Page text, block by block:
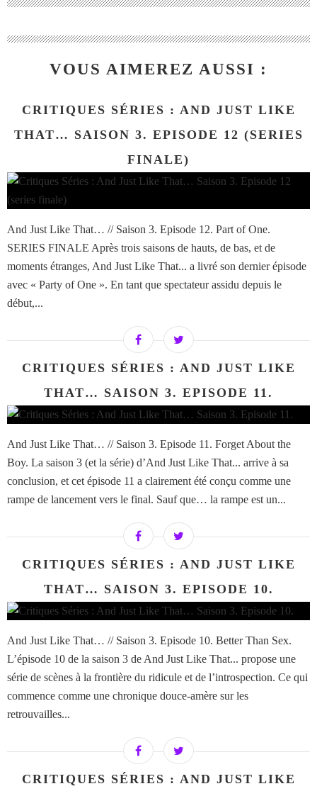
VOUS AIMEREZ AUSSI :
CRITIQUES SÉRIES : AND JUST LIKE
THAT… SAISON 3. EPISODE 12 (SERIES
FINALE)
And Just Like That… // Saison 3. Episode 12. Part of One.
SERIES FINALE Après trois saisons de hauts, de bas, et de
moments étranges, And Just Like That... a livré son dernier épisode
avec « Party of One ». En tant que spectateur assidu depuis le
début,...
CRITIQUES SÉRIES : AND JUST LIKE
THAT… SAISON 3. EPISODE 11.
And Just Like That… // Saison 3. Episode 11. Forget About the
Boy. La saison 3 (et la série) d’And Just Like That... arrive à sa
conclusion, et cet épisode 11 a clairement été conçu comme une
rampe de lancement vers le final. Sauf que… la rampe est un...
CRITIQUES SÉRIES : AND JUST LIKE
THAT… SAISON 3. EPISODE 10.
And Just Like That… // Saison 3. Episode 10. Better Than Sex.
L’épisode 10 de la saison 3 de And Just Like That... propose une
série de scènes à la frontière du ridicule et de l’introspection. Ce qui
commence comme une chronique douce-amère sur les
retrouvailles...
CRITIQUES SÉRIES : AND JUST LIKE